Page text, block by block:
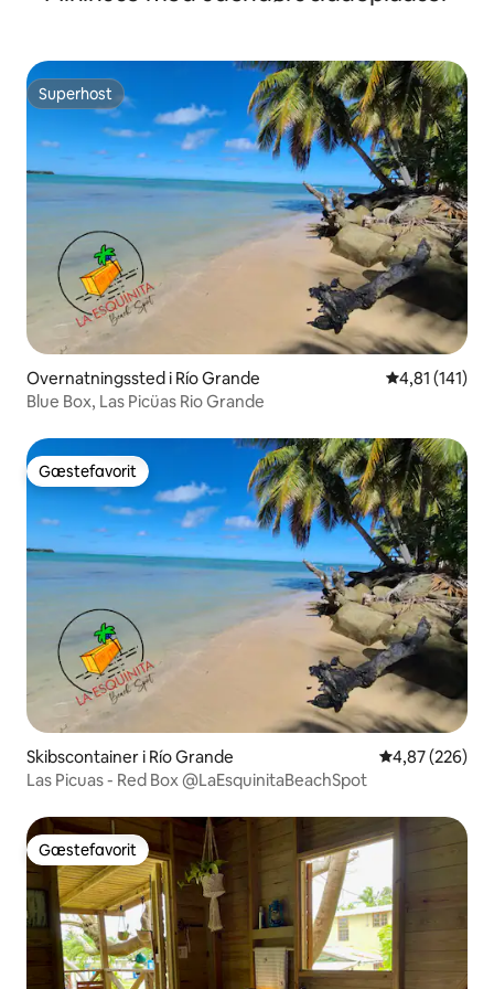
Superhost
Superhost
Overnatningssted i Río Grande 4,81 ud af 5 i
4,81 (141)
Blue Box, Las Picüas Rio Grande
Gæstefavorit
Gæstefavorit
Skibscontainer i Río Grande 4,87 ud af 5 i
4,87 (226)
Las Picuas - Red Box @LaEsquinitaBeachSpot
Gæstefavorit
Gæstefavorit